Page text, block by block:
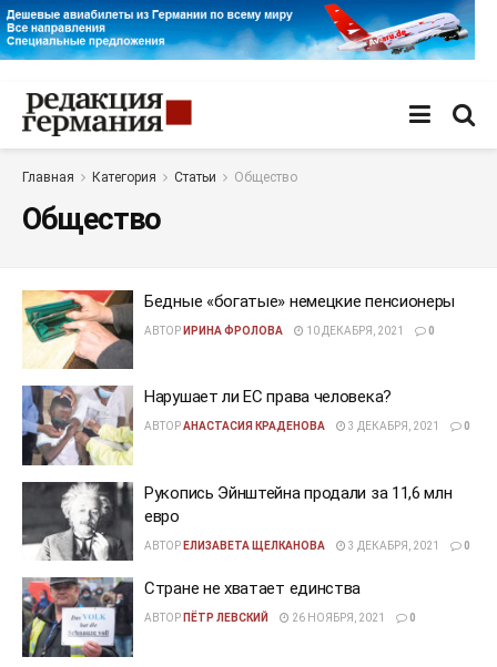
Главная Категория Статьи Общество
Общество
Бедные «богатые» немецкие пенсионеры
АВТОР ИРИНА ФРОЛОВА 10 ДЕКАБРЯ, 2021 0
Нарушает ли ЕС права человека?
АВТОРАНАСТАСИЯ КРАДЕНОВА 3 ДЕКАБРЯ, 2021 0
Рукопись Эйнштейна продали за 11,6 млн
евро
АВТОР ЕЛИЗАВЕТА ЩЕЛКАНОВА 3 ДЕКАБРЯ, 2021 0
Стране не хватает единства
АВТОР ПЁТР ЛЕВСКИЙ 26 НОЯБРЯ, 2021 0